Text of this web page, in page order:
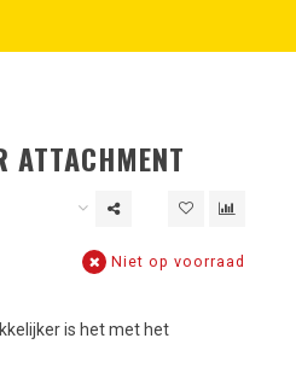
ATTACHMENT
Niet op voorraad
is het met het